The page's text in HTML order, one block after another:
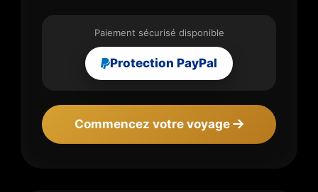
Paiement sécurisé disponible
Protection PayPal
Commencez votre voyage